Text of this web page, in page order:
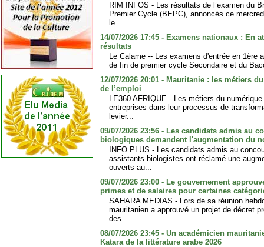
RIM INFOS - Les résultats de l’examen du
Premier Cycle (BEPC), annoncés ce
le...
14/07/2026 17:45 - Examens nationaux : En
résultats
Le Calame -- Les examens d'entrée en 1ère
de fin de premier cycle Secondaire et du
12/07/2026 20:01 - Mauritanie : les métiers
de l’emploi
LE360 AFRIQUE - Les métiers du
entreprises dans leur processus de
levier...
09/07/2026 23:56 - Les candidats admis au
biologiques demandent l'augmentation du
INFO PLUS - Les candidats admis au
assistants biologistes ont réclamé une
ouverts au...
09/07/2026 23:00 - Le gouvernement
primes et de salaires pour certaines
SAHARA MEDIAS - Lors de sa réunion
mauritanien a approuvé un projet de décret
des...
08/07/2026 23:45 - Un académicien
Katara de la littérature arabe 2026